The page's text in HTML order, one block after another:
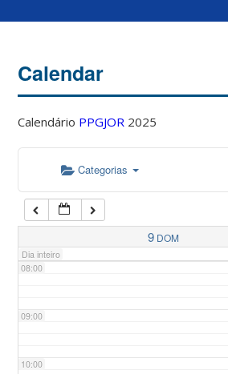
Calendar
Calendário PPGJOR 2025
Categorias
9 DOM
Dia inteiro
04:00
05:00
07:00
08:00
09:00
10:00